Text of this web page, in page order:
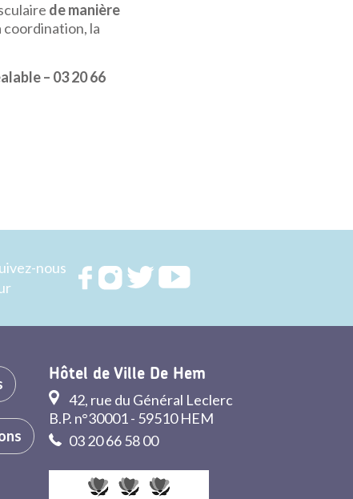
de manière
coordination, la
– 03 20 66
nous
RejoignezRejoignezRejoignez
Hôtel de Ville De Hem
42, rue du Général Leclerc
B.P. n°30001 - 59510 HEM
03 20 66 58 00